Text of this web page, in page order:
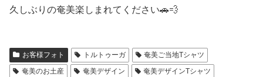
久しぶりの奄美楽しまれてください🚗💨
お客様フォト トルトゥーガ
奄美ご当地Tシャツ
奄美のお土産
奄美デザイン
奄美デザインTシャツ